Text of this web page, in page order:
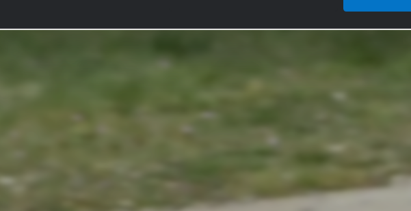
Bei bestimmten Diensten wie Google Analytics kann eine Speicherung
Drittländern, wie z.B. USA, nicht ausgeschlossen werden.